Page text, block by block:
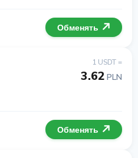
Обменять
1 USDT =
3.62 PLN
Обменять